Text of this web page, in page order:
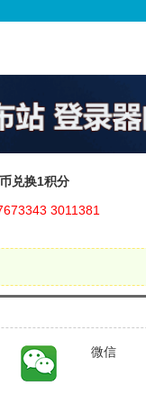
兑换1积分
3011381
微信